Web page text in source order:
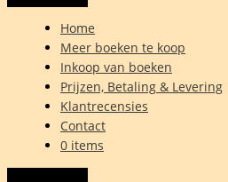
Home
Meer boeken te koop
Inkoop van boeken
Prijzen, Betaling & Levering
Klantrecensies
Contact
0 items